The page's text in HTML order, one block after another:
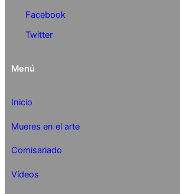
Facebook
Twitter
Menú
Inicio
Mueres en el arte
Comisariado
Vídeos